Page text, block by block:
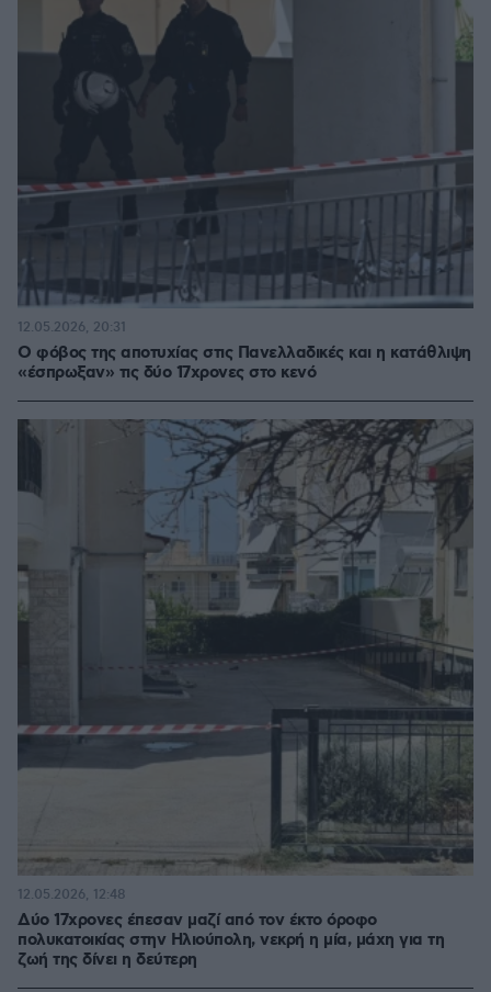
Ο φόβος της αποτυχίας στις Πανελλαδικές και η κατάθλιψη
«έσπρωξαν» τις δύο 17χρονες στο κενό
12.05.2026, 20:31
Δύο 17χρονες έπεσαν μαζί από τον έκτο όροφο
πολυκατοικίας στην Ηλιούπολη, νεκρή η μία, μάχη για τη
ζωή της δίνει η δεύτερη
12.05.2026, 12:48